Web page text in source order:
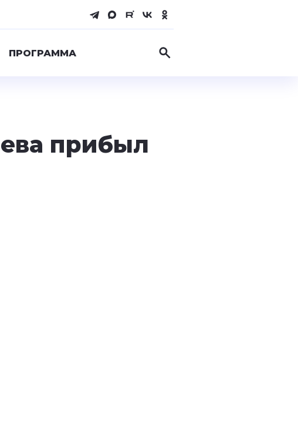
ПРОГРАММА
прибыл